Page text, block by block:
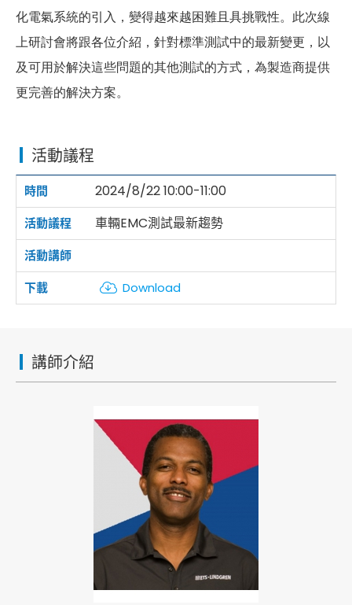
化電氣系統的引入，變得越來越困難且具挑戰性。 此次線
上研討會將跟各位介紹，針對標準測試中的最新變更，以
及可用於解決這些問題的其他測試的方式，為製造商提供
更完善的解決方案。
活動議程
2024/8/22 10:00-11:00
車輛EMC測試最新趨勢
Download
講師介紹